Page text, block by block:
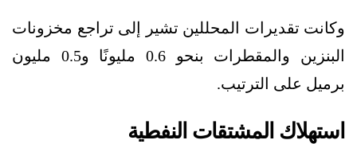
وكانت تقديرات المحللين تشير إلى تراجع مخزونات
البنزين والمقطرات بنحو 0.6 مليونًا و0.5 مليون
برميل على الترتيب.
استهلاك المشتقات النفطية